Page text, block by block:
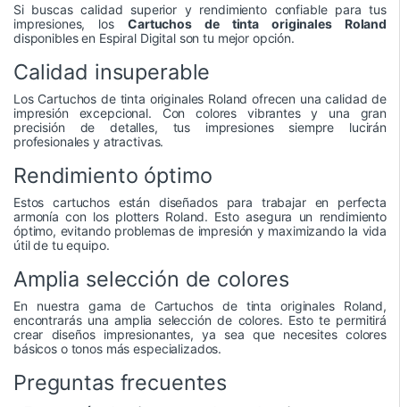
Si buscas calidad superior y rendimiento confiable para tus
impresiones, losCartuchos de tinta originales Roland
disponibles en Espiral Digital son tu mejor opción.
Calidad insuperable
Los Cartuchos de tinta originales Roland ofrecen una calidad de
impresión excepcional. Con colores vibrantes y una gran
precisión de detalles, tus impresiones siempre lucirán
profesionales y atractivas.
Rendimiento óptimo
Estos cartuchos están diseñados para trabajar en perfecta
armonía con los plotters Roland. Esto asegura un rendimiento
óptimo, evitando problemas de impresión y maximizando la vida
útil de tu equipo.
Amplia selección de colores
En nuestra gama de Cartuchos de tinta originales Roland,
encontrarás una amplia selección de colores. Esto te permitirá
crear diseños impresionantes, ya sea que necesites colores
básicos o tonos más especializados.
Preguntas frecuentes